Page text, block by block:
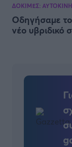
ΔΟΚΙΜΕΣ:
Οδηγήσαμε
νέο υβριδικό